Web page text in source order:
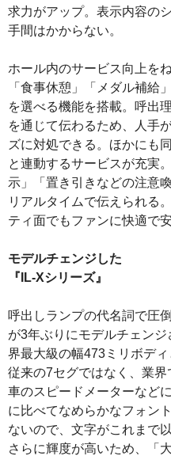
求力がアップ。表示内容の
手間はかからない。
ホール内のサービス向上を
「食事休憩」「メダル補給
を選べる機能を搭載。呼出
を通じて伝わるため、人手
ズに対処できる。ほかにも
と連動するサービスが充実
示」「置き引きなどの注意
リアルタイムで伝えられる
ティ面でもファンに快適で
モデルチェンジした
『IL‐Xシリーズ』
呼出しランプの代名詞で圧
が3年ぶりにモデルチェン
界最大級の幅473ミリボデ
従来の7セグではなく、業界
車のスピードメーターなど
に比べてなめらかなフォン
ないので、文字がこれまで
さらに輝度が高いため、「